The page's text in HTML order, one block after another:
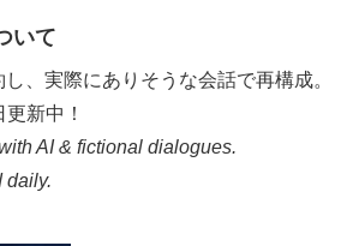
いて
、実際にありそうな会話で再構成。
新中！
AI & fictional dialogues.
daily.